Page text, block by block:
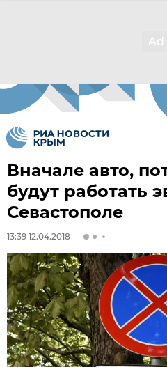
Вначале авто,
будут работать
Севастополе
13:39 12.04.2018